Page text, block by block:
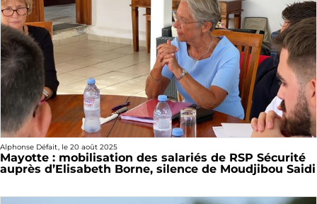
Alphonse Défait, le 20 août 2025
Mayotte : mobilisation des salariés de RSP Sécurité
auprès d’Elisabeth Borne, silence de Moudjibou Saidi